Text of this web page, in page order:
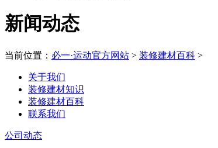
新闻动态
当前位置： 必一·运动官方网站 > 装修建材百科 >
关于我们
装修建材知识
装修建材百科
联系我们
公司动态